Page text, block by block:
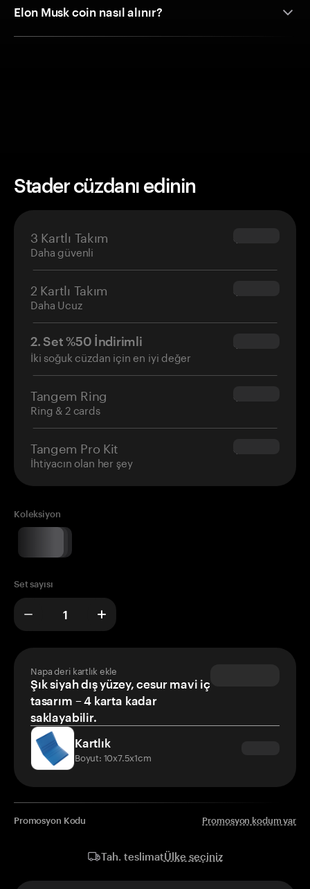
Elon Musk coin nasıl alınır?
Stader cüzdanı edinin
3 Kartlı Takım
Daha güvenli
$69.90
2 Kartlı Takım
Daha Ucuz
$54.90
2. Set %50 İndirimli
İki soğuk cüzdan için en iyi değer
$34.95
Tangem Ring
Ring & 2 cards
$160.00
Tangem Pro Kit
İhtiyacın olan her şey
$180.00
Koleksiyon
Set sayısı
Napa deri kartlık ekle
Şık siyah dış yüzey, cesur mavi iç
tasarım – 4 karta kadar
saklayabilir.
Kartlık
Boyut: 10x7.5x1cm
Promosyon Kodu Promosyon kodum var
Tah. teslimatÜlke seçiniz